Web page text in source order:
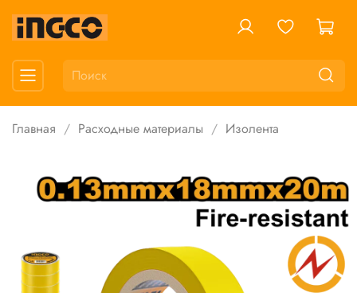
Главная Расходные материалы Изолента